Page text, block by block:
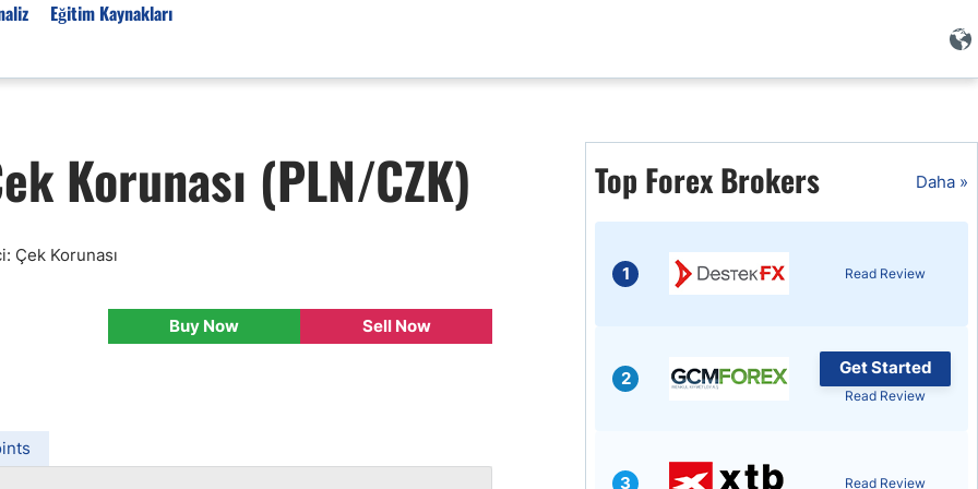
Türkiye Finans Haberleri
Teknik Analiz
Detaylı Teknik Analizler
Eğitim Kaynakları
Korunası (PLN/CZK)
Çek Korunası
Buy Now Sell Now
Top Forex Brokers Daha »
1 Read Review
2
Get Started
Read Review
3 Read Review